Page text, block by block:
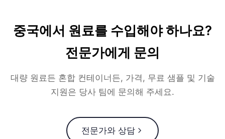
중국에서 원료를 수입해야 하나요?
전문가에게 문의
대량 원료든 혼합 컨테이너든, 가격, 무료 샘플 및 기술
지원은 당사 팀에 문의해 주세요.
전문가와 상담